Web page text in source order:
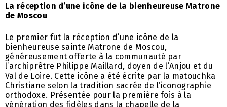
La réception d’une icône de la bienheureuse Matrone
de Moscou
Le premier fut la réception d’une icône de la
bienheureuse sainte Matrone de Moscou,
généreusement offerte à la communauté par
l’archiprêtre Philippe Maillard, doyen de l’Anjou et du
Val de Loire. Cette icône a été écrite par la matouchka
Christiane selon la tradition sacrée de l’iconographie
orthodoxe. Présentée pour la première fois à la
vénération des fidèles dans la chapelle de la